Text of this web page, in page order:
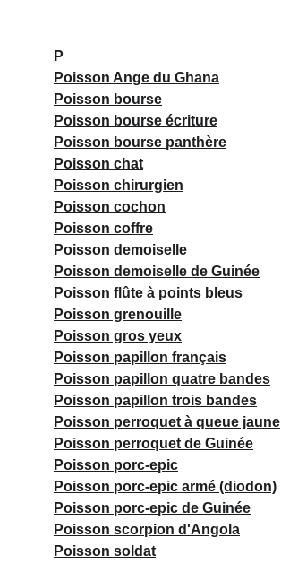
Poisson Ange du Ghana
Poisson bourse
Poisson bourse écriture
Poisson bourse panthère
Poisson chat
Poisson chirurgien
Poisson cochon
Poisson coffre
Poisson demoiselle
Poisson demoiselle de Guinée
Poisson flûte à points bleus
Poisson grenouille
Poisson gros yeux
Poisson papillon français
Poisson papillon quatre bandes
Poisson papillon trois bandes
Poisson perroquet à queue jaune
Poisson perroquet de Guinée
Poisson porc-epic
Poisson porc-epic armé (diodon)
Poisson porc-epic de Guinée
Poisson scorpion d'Angola
Poisson soldat
P